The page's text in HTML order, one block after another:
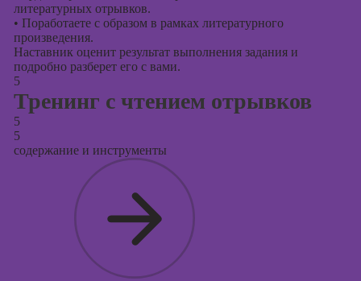
литературных отрывков.
• Поработаете с образом в рамках литературного
произведения.
Наставник оценит результат выполнения задания и
подробно разберет его с вами.
5
Тренинг с чтением отрывков
5
5
содержание и инструменты